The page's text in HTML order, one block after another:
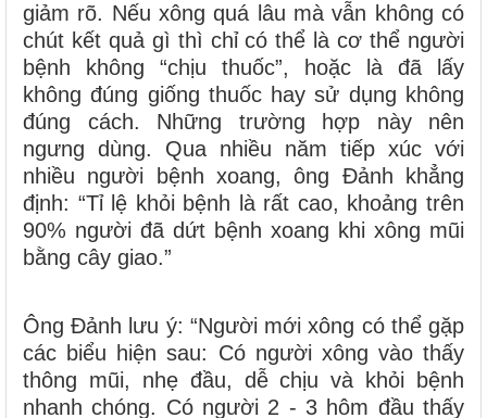
giảm rõ. Nếu xông quá lâu mà vẫn không có
chút kết quả gì thì chỉ có thể là cơ thể người
bệnh không “chịu thuốc”, hoặc là đã lấy
không đúng giống thuốc hay sử dụng không
đúng cách. Những trường hợp này nên
ngưng dùng. Qua nhiều năm tiếp xúc với
nhiều người bệnh xoang, ông Đảnh khẳng
định: “Tỉ lệ khỏi bệnh là rất cao, khoảng trên
90% người đã dứt bệnh xoang khi xông mũi
bằng cây giao.”
Ông Đảnh lưu ý: “Người mới xông có thể gặp
các biểu hiện sau: Có người xông vào thấy
thông mũi, nhẹ đầu, dễ chịu và khỏi bệnh
nhanh chóng. Có người 2 - 3 hôm đầu thấy